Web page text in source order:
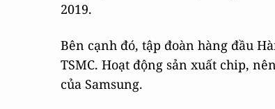
2019.
Bên cạnh đó, tập đoàn hàng đầu
TSMC. Hoạt động sản xuất chip,
của Samsung.